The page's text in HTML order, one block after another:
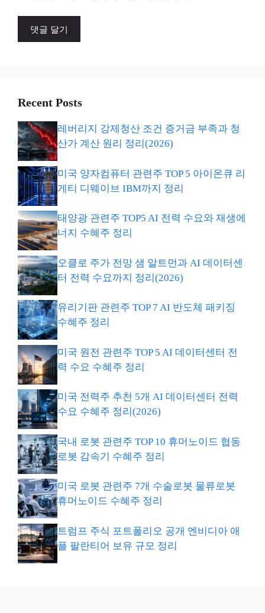
Recent Posts
레버리지 강제청산 조건 증거금 부족과 청
산가 계산 원리 정리(2026)
미국 양자컴퓨터 관련주 TOP 5 아이온큐 리
게티 디웨이브 IBM까지 정리
태양광 관련주 TOP5 AI 전력 수요와 재생에
너지 수혜주 정리
오클로 주가 전망 샘 알트먼과 AI 데이터센
터 전력 수요까지 정리(2026)
유리기판 관련주 TOP 7 AI 반도체 패키징
수혜주 정리
미국 원전 관련주 TOP 5 AI 데이터센터 전
력 수요 수혜주 정리
미국 전력주 추천 5개 AI 데이터센터 전력
수요 수혜주 정리(2026)
국내 로봇 관련주 TOP 10 휴머노이드 협동
로봇 감속기 수혜주 정리
미국 로봇 관련주 7개 수술로봇 물류로봇
휴머노이드 수혜주 정리
트럼프 주식 포트폴리오 공개 엔비디아 애
플 팔란티어 보유 규모 정리